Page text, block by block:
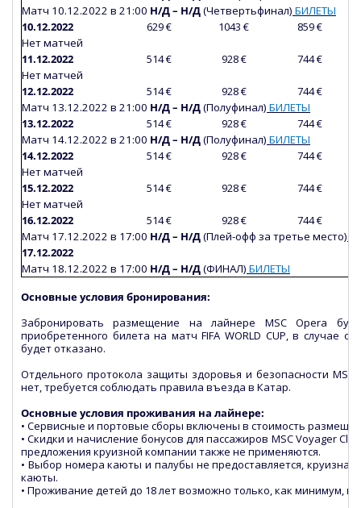
Матч 10.12.2022 в 21:00 Н/Д – Н/Д(Четвертьфинал) БИЛЕТЫ
10.12.2022
629 € 1043 €
859 €
Нет матчей
11.12.2022
514 € 928 €
744 €
Нет матчей
12.12.2022
514 € 928 €
744 €
Матч 13.12.2022 в 21:00 Н/Д – Н/Д(Полуфинал) БИЛЕТЫ
13.12.2022
514 € 928 €
744 €
Матч 14.12.2022 в 21:00 Н/Д – Н/Д(Полуфинал) БИЛЕТЫ
14.12.2022
514 € 928 €
744 €
Нет матчей
15.12.2022
514 € 928 €
744 €
Нет матчей
16.12.2022
514 € 928 €
744 €
Матч 17.12.2022 в 17:00 Н/Д – Н/Д(Плей-офф за третье место)
17.12.2022
Матч 18.12.2022 в 17:00 Н/Д – Н/Д(ФИНАЛ) БИЛЕТЫ
Основные условия бронирования:
Забронировать размещение на лайнере MSC Opera
приобретенного билета на матч FIFA WORLD CUP, в случае
будет отказано.
Отдельного протокола защиты здоровья и безопасности
нет, требуется соблюдать правила въезда в Катар.
Основные условия проживания на лайнере:
• Сервисные и портовые сборы включены в стоимость
• Скидки и начисление бонусов для пассажиров MSC Voyager
предложения круизной компании также не применяются.
• Выбор номера каюты и палубы не предоставляется,
каюты.
• Проживание детей до 18 лет возможно только, как минимум,